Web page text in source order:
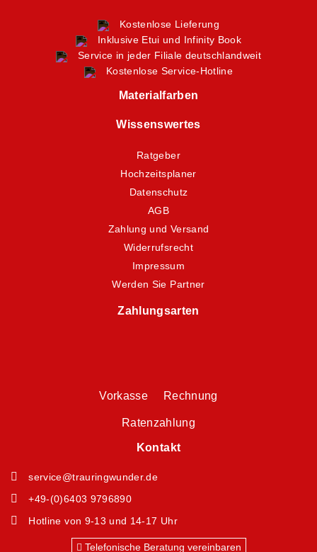
Kostenlose Lieferung
Inklusive Etui und Infinity Book
Service in jeder Filiale deutschlandweit
Kostenlose Service-Hotline
Materialfarben
Wissenswertes
Ratgeber
Hochzeitsplaner
Datenschutz
AGB
Zahlung und Versand
Widerrufsrecht
Impressum
Werden Sie Partner
Zahlungsarten
Vorkasse Rechnung
Ratenzahlung
Kontakt
service@trauringwunder.de
+49-(0)6403 9796890
Hotline von 9-13 und 14-17 Uhr
Telefonische Beratung vereinbaren